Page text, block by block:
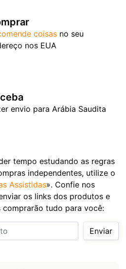
coisas no seu
nos EUA
envio para Arábia Saudita
tempo estudando as regras
independentes, utilize o
Assistidas». Confie nos
os links dos produtos e
comprarão tudo para você:
o link do produto
Enviar